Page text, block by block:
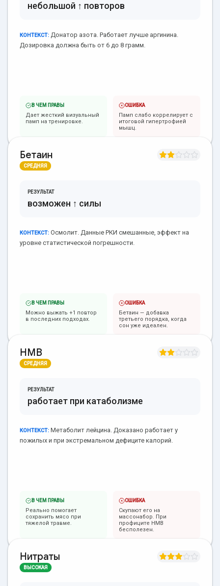
небольшой ↑ повторов
КОНТЕКСТ: Донатор азота. Работает лучше аргинина.
Дозировка должна быть от 6 до 8 грамм.
В ЧЕМ ПРАВЫ
Дает жесткий визуальный
памп на тренировке.
ОШИБКА
Памп слабо коррелирует с
итоговой гипертрофией
мышц.
Бетаин
СРЕДНЯЯ
РЕЗУЛЬТАТ
возможен ↑ силы
КОНТЕКСТ: Осмолит. Данные РКИ смешанные, эффект на
уровне статистической погрешности.
В ЧЕМ ПРАВЫ
Можно выжать +1 повтор
в последних подходах.
ОШИБКА
Бетаин — добавка
третьего порядка, когда
сон уже идеален.
HMB
СРЕДНЯЯ
РЕЗУЛЬТАТ
работает при катаболизме
КОНТЕКСТ: Метаболит лейцина. Доказано работает у
пожилых и при экстремальном дефиците калорий.
В ЧЕМ ПРАВЫ
Реально помогает
сохранить мясо при
тяжелой травме.
ОШИБКА
Скупают его на
массонабор. При
профиците HMB
бесполезен.
Нитраты
ВЫСОКАЯ